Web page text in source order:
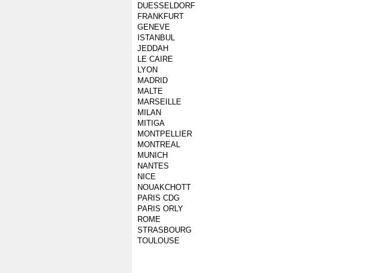
DUESSELDORF
FRANKFURT
GENEVE
ISTANBUL
JEDDAH
LE CAIRE
LYON
MADRID
MALTE
MARSEILLE
MILAN
MITIGA
MONTPELLIER
MONTREAL
MUNICH
NANTES
NICE
NOUAKCHOTT
PARIS CDG
PARIS ORLY
ROME
STRASBOURG
TOULOUSE